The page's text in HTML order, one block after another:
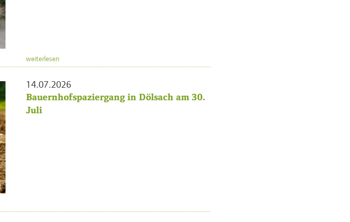
weiterlesen
14.07.2026
Bauernhofspaziergang in Dölsach am 30.
Juli